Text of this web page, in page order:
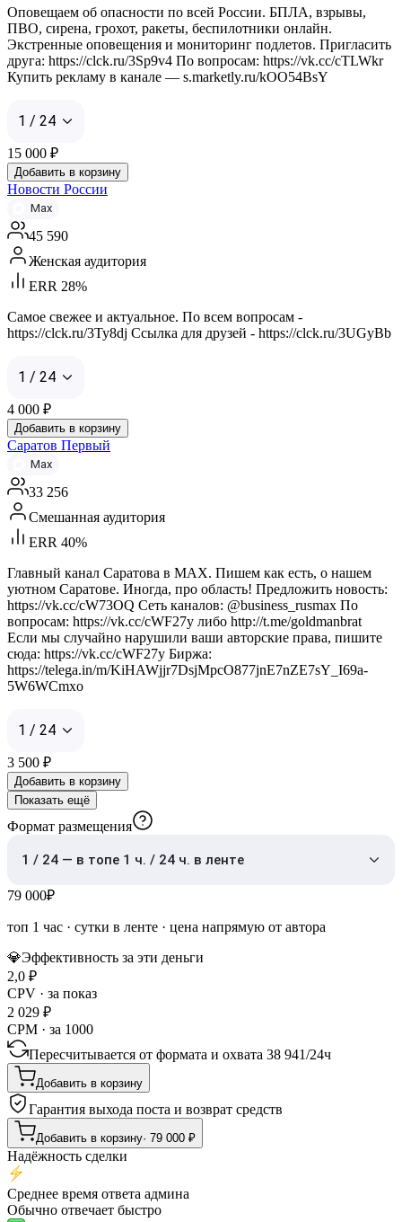
Оповещаем об опасности по всей России. БПЛА, взрывы,
ПВО, сирена, грохот, ракеты, беспилотники онлайн.
Экстренные оповещения и мониторинг подлетов. Пригласить
друга: https://clck.ru/3Sp9v4 По вопросам: https://vk.cc/cTLWkr
Купить рекламу в канале — s.marketly.ru/kOO54BsY
1 / 24
15 000 ₽
Добавить в корзину
Новости России
Max
45 590
Женская аудитория
ERR 28%
Самое свежее и актуальное. По всем вопросам -
https://clck.ru/3Ty8dj Ссылка для друзей - https://clck.ru/3UGyBb
1 / 24
4 000 ₽
Добавить в корзину
Саратов Первый
Max
33 256
Смешанная аудитория
ERR 40%
Главный канал Саратова в MAX. Пишем как есть, о нашем
уютном Саратове. Иногда, про область! Предложить новость:
https://vk.cc/cW73OQ Сеть каналов: @business_rusmax По
вопросам: https://vk.cc/cWF27y либо http://t.me/goldmanbrat
Если мы случайно нарушили ваши авторские права, пишите
сюда: https://vk.cc/cWF27y Биржа:
https://telega.in/m/KiHAWjjr7DsjMpcO877jnE7nZE7sY_I69a-
5W6WCmxo
1 / 24
3 500 ₽
Добавить в корзину
Показать ещё
Формат размещения
1 / 24 — в топе 1 ч. / 24 ч. в ленте
79 000₽
топ 1 час · сутки в ленте · цена напрямую от автора
💎Эффективность за эти деньги
2,0 ₽
CPV · за показ
2 029 ₽
CPM · за 1000
Пересчитывается от формата и охвата 38 941/24ч
Добавить в корзину
Гарантия выхода поста и возврат средств
Добавить в корзину· 79 000 ₽
Надёжность сделки
Среднее время ответа админа
Обычно отвечает быстро